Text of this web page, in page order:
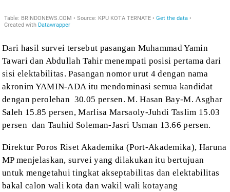
Dari hasil survei tersebut pasangan Muhammad Yamin
Tawari dan Abdullah Tahir menempati posisi pertama dari
sisi elektabilitas. Pasangan nomor urut 4 dengan nama
akronim YAMIN-ADA itu mendominasi semua kandidat
dengan perolehan 30.05 persen. M. Hasan Bay-M. Asghar
Saleh 15.85 persen, Marlisa Marsaoly-Juhdi Taslim 15.03
persen dan Tauhid Soleman-Jasri Usman 13.66 persen.
Direktur Poros Riset Akademika (Port-Akademika), Haruna
MP menjelaskan, survei yang dilakukan itu bertujuan
untuk mengetahuitingkat akseptabilitas dan elektabilitas
bakal calon wali kota danwakilwali kotayang